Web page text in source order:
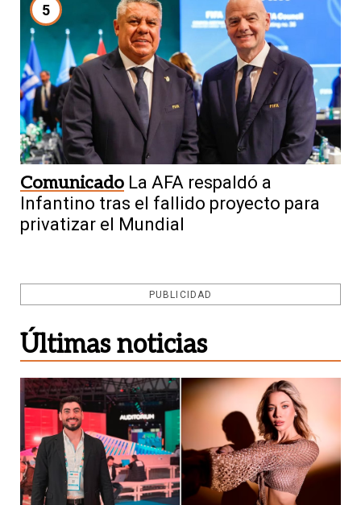
5
Comunicado La AFA respaldó a
Infantino tras el fallido proyecto para
privatizar el Mundial
PUBLICIDAD
Últimas noticias